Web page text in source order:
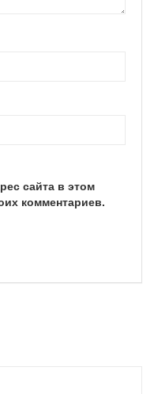
сайта в этом
комментариев.